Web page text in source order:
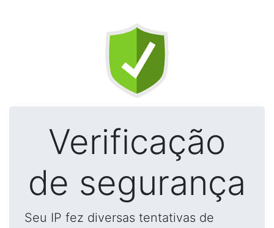
Verificação
de segurança
Seu IP fez diversas tentativas de